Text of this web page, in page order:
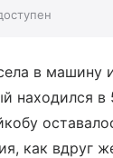
в машину
находился
как вдруг